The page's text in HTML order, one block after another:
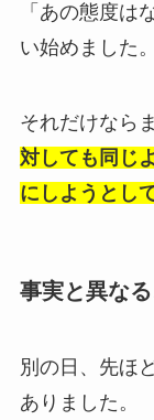
「あの態度は
い始めました。
それだけなら
対しても同じ
にしようとし
事実と異な
別の日、先ほ
ありました。